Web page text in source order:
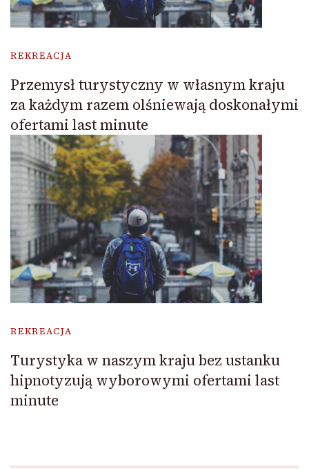
REKREACJA
Przemysł turystyczny w własnym kraju
za każdym razem olśniewają doskonałymi
ofertami last minute
REKREACJA
Turystyka w naszym kraju bez ustanku
hipnotyzują wyborowymi ofertami last
minute